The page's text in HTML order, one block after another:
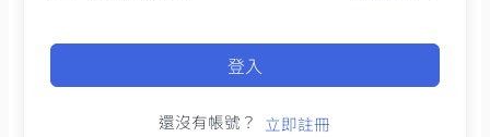
登入
還沒有帳號？ 立即註冊